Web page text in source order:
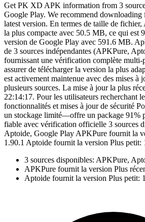
Get PK XD APK information from 3
Google Play. We recommend
latest version. En termes de taille de
la plus compacte avec 50.5 MB, ce qui est
version de Google Play avec 591.6 MB.
de 3 sources indépendantes (APKPure,
fournissant une vérification complète multi-
assurer de télécharger la version la plus
est activement maintenue avec des mises à
plusieurs sources. La mise à jour la plus
22:14:17. Pour les utilisateurs recherchant
fonctionnalités et mises à jour de sécurité
un stockage limité—offre un package 91%
fiable avec vérification officielle 3 sources
Aptoide, Google Play APKPure fournit la
1.90.1 Aptoide fournit la version Plus petit:
3 sources disponibles: APKPure,
APKPure fournit la version Plus
Aptoide fournit la version Plus petit: